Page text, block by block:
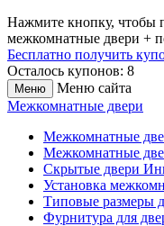
Нажмите кнопку, чтобы
межкомнатные двери +
Бесплатно получить
Осталось купонов: 8
Меню
Меню сайта
Межкомнатные двери
Межкомнатные
Межкомнатные
Скрытые двери
Установка
Типовые размеры
Фурнитура для